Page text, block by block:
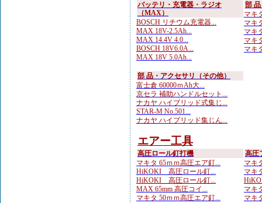
バッテリ・充電器・ラジオ
（MAX）
BOSCH リチウム充電器...
MAX 18V-2.5Ah...
MAX 14.4V 4.0...
BOSCH 18V6.0A...
MAX 18V 5.0Ah...
部
マキ
マキ
マキ
マキ
マキ
部 品・アクセサリ（その他）
富士倉 60000ｍAh大...
京セラ 補助ハンドルセット...
ナカヤ ハイブリッド式集じ...
STAR-M No.501...
ナカヤ ハイブリッド集じん...
エアー工具
高圧ロール釘打機
マキタ 65ｍｍ高圧エア釘...
HiKOKI 高圧ロール釘...
HiKOKI 高圧ロール釘...
MAX 65mm 高圧コイ...
マキタ 50ｍｍ高圧エア釘...
高圧
マキ
マキ
マキ
マキ